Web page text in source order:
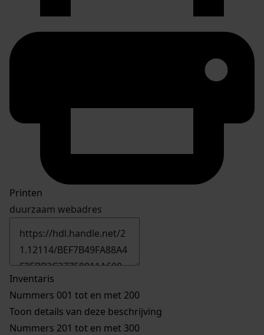
Printen
duurzaam webadres
Inventaris
Nummers 001 tot en met 200
Toon details van deze beschrijving
Nummers 201 tot en met 300